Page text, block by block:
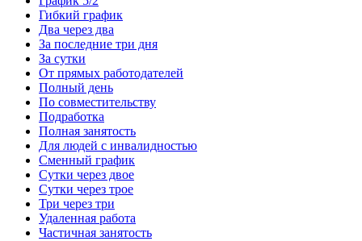
Гибкий график
Два через два
За последние три дня
За сутки
От прямых работодателей
Полный день
По совместительству
Подработка
Полная занятость
Для людей с инвалидностью
Сменный график
Сутки через двое
Сутки через трое
Три через три
Удаленная работа
Частичная занятость